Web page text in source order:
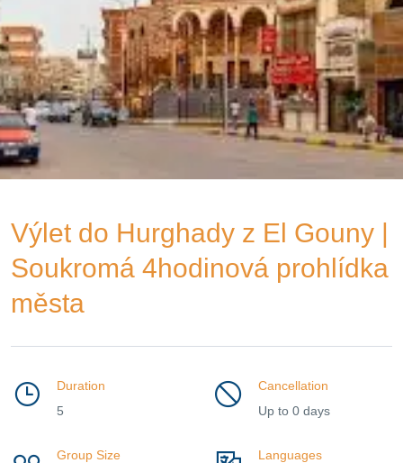
Výlet do Hurghady z El Gouny |
Soukromá 4hodinová prohlídka
města
Duration
5
Cancellation
Up to 0 days
Group Size
Languages